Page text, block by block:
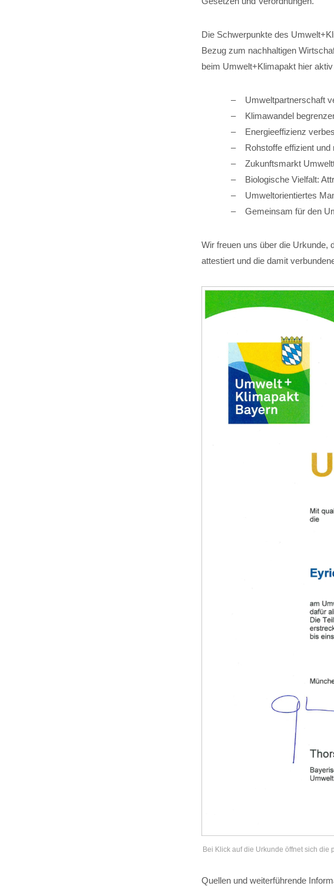
Die Schwerpunkte des
Bezug zum nachhaltigen
beim Umwelt+Klimapakt hier
Umweltpartnerschaft
Klimawandel
Energieeffizienz
Rohstoffe effizient und
Zukunftsmarkt
Biologische Vielfalt:
Umweltorientiertes
Gemeinsam für den
Wir freuen uns über die Urkunde,
attestiert und die damit
Bei Klick auf die Urkunde öffnet sich die
Quellen und weiterführende